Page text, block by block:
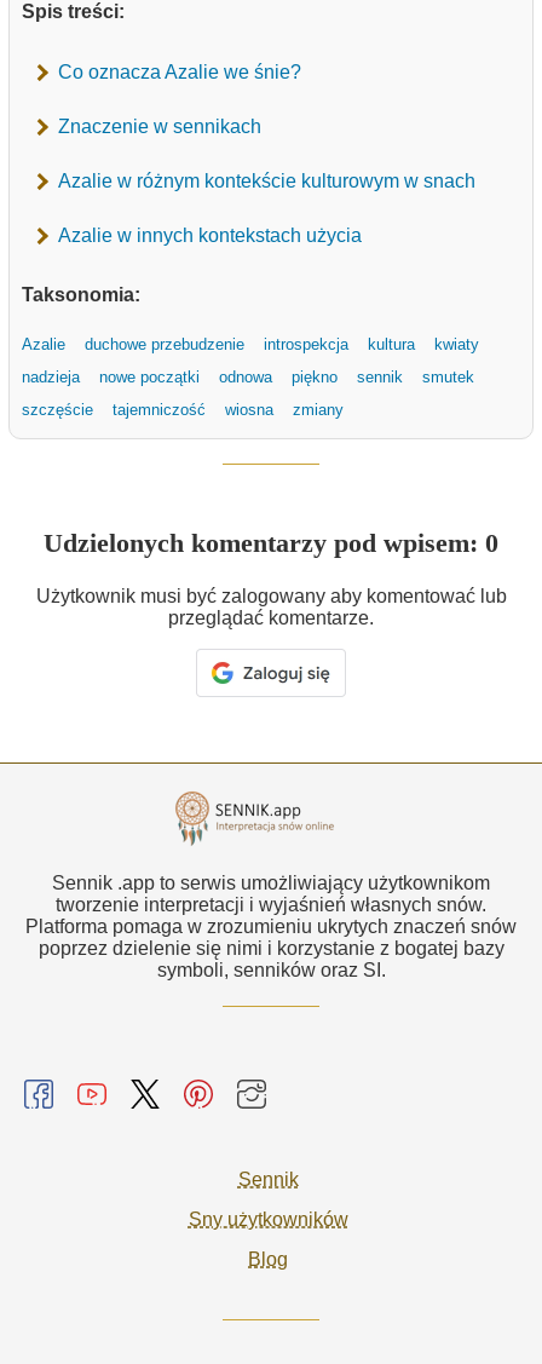
Spis treści:
Co oznacza Azalie we śnie?
Znaczenie w sennikach
Azalie w różnym kontekście kulturowym w snach
Azalie w innych kontekstach użycia
Taksonomia:
Azalie duchowe przebudzenie introspekcja kultura
kwiaty
nadzieja
nowe początki odnowa piękno sennik
smutek
szczęście
tajemniczość wiosna zmiany
Udzielonych komentarzy pod wpisem: 0
Użytkownik musi być zalogowany aby komentować lub
przeglądać komentarze.
Sennik .app to serwis umożliwiający użytkownikom
tworzenie interpretacji i wyjaśnień własnych snów.
Platforma pomaga w zrozumieniu ukrytych znaczeń snów
poprzez dzielenie się nimi i korzystanie z bogatej bazy
symboli, senników oraz SI.
Sennik
Sny użytkowników
Blog